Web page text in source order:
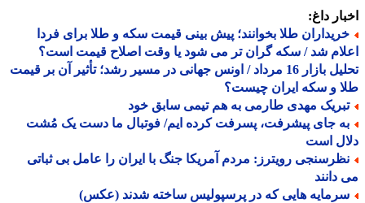
داغ:
طلا بخوانند؛ پیش بینی قیمت سکه و طلا برای فردا
شد / سکه گران تر می شود یا وقت اصلاح قیمت است؟
تحلیل بازار 16 مرداد / اونس جهانی در مسیر رشد؛ تأثیر آن بر قیمت
و سکه ایران چیست؟
مهدی طارمی به هم تیمی سابق خود
جای پیشرفت، پسرفت کرده ایم/ فوتبال ما دست یک مُشت
است
رویترز: مردم آمریکا جنگ با ایران را عامل بی ثباتی
هایی که در پرسپولیس ساخته شدند (عکس)